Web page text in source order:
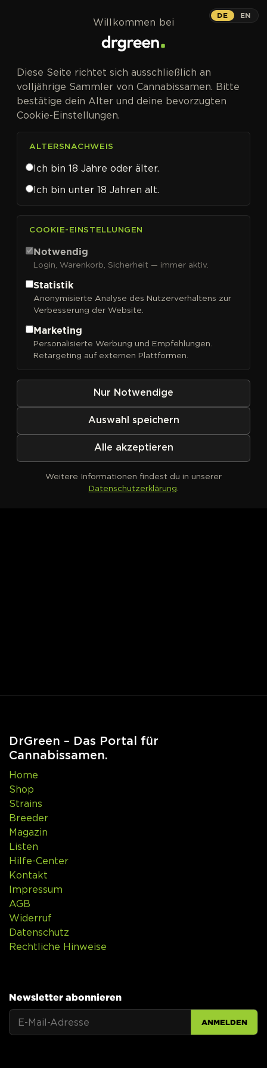
Anesia Seeds
Sortieren nach
Kein Produkt definiert
DrGreen – Das Portal für
Cannabissamen.
Home
Shop
Strains
Breeder
Magazin
Listen
Hilfe-Center
Kontakt
Impressum
AGB
Widerruf
Datenschutz
Rechtliche Hinweise
Newsletter abonnieren
ANMELDEN
DE EN
Willkommen bei
Diese Seite richtet sich ausschließlich an
volljährige Sammler von Cannabissamen. Bitte
bestätige dein Alter und deine bevorzugten
Cookie-Einstellungen.
ALTERSNACHWEIS
Ich bin 18 Jahre oder älter.
Ich bin unter 18 Jahren alt.
COOKIE-EINSTELLUNGEN
Notwendig
Login, Warenkorb, Sicherheit — immer aktiv.
Statistik
Anonymisierte Analyse des Nutzerverhaltens zur
Verbesserung der Website.
Marketing
Personalisierte Werbung und Empfehlungen.
Retargeting auf externen Plattformen.
Nur Notwendige
Auswahl speichern
Alle akzeptieren
Weitere Informationen findest du in unserer
Datenschutzerklärung